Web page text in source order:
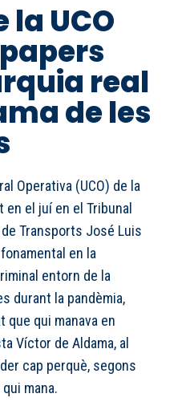
la UCO
real
de les
Operativa (UCO) de la
en el juí en el Tribunal
de Transports José Luis
en la
entorn de la
durant la pandèmia,
que qui manava en
Víctor de Aldama, al
cap perquè, segons
mana.